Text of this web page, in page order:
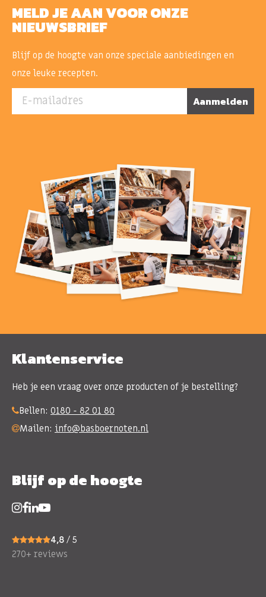
MELD JE AAN VOOR ONZE
NIEUWSBRIEF
Blijf op de hoogte van onze speciale aanbiedingen en
onze leuke recepten.
E-mailadres Aanmelden
Klantenservice
Heb je een vraag over onze producten of je bestelling?
Bellen: 0180 - 82 01 80
Mailen: info@basboernoten.nl
Blijf op de hoogte
4,8 / 5
270+ reviews